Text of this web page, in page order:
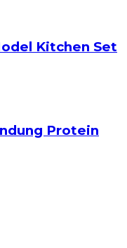
Kitchen Set
Protein